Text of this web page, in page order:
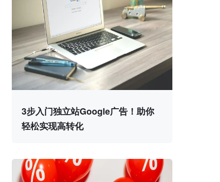
3步入门独立站Google广告！助你
轻松实现高转化